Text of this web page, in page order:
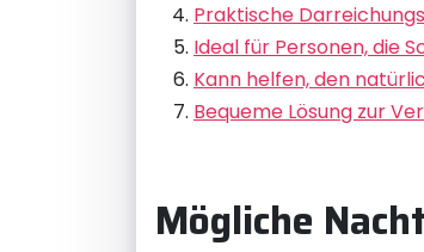
Praktische
Ideal für Personen, die
Kann helfen, den
Bequeme Lösung zur
Mögliche